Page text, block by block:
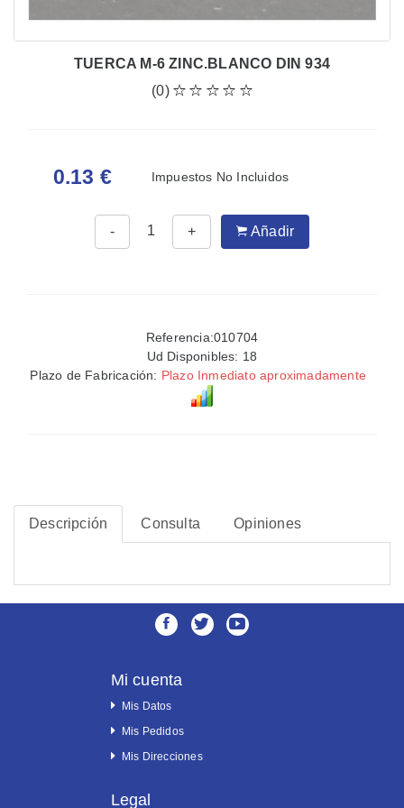
TUERCA M-6 ZINC.BLANCO DIN 934
(0)
0.13 € Impuestos No Incluidos
- + Añadir
Referencia:010704
Ud Disponibles: 18
Plazo de Fabricación: Plazo Inmediato aproximadamente
Descripción Consulta Opiniones
Mi cuenta
Mis Datos
Mis Pedidos
Mis Direcciones
Legal